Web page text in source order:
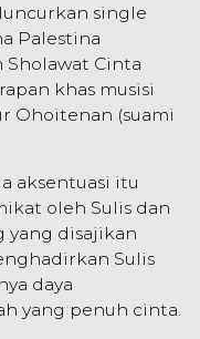
single
Palestina
Sholawat Cinta
khas musisi
Ohoitenan (suami
aksentuasi itu
oleh Sulis dan
yang disajikan
Sulis
daya
yang penuh cinta.